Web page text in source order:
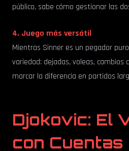
público, sabe cómo gestionar las
4. Juego más versátil
Mientras Sinner es un pegador
variedad: dejadas, voleas, cambios
marcar la diferencia en partidos
Djokovic: El
con Cuentas